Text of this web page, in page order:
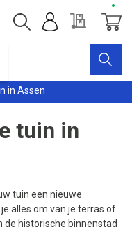
in Assen
Offerte
tuin in
tuin een nieuwe
alles om van je terras of
de historische binnenstad